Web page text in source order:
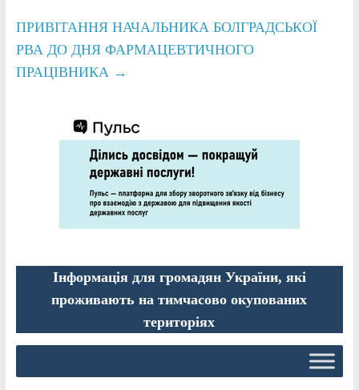
ПРИВІТАННЯ НАЧАЛЬНИКА БОЛГРАДСЬКОЇ
РВА ДО ДНЯ ФАРМАЦЕВТИЧНОГО
ПРАЦІВНИКА →
Інформація для громадян України, які
проживають на тимчасово окупованих
територіях